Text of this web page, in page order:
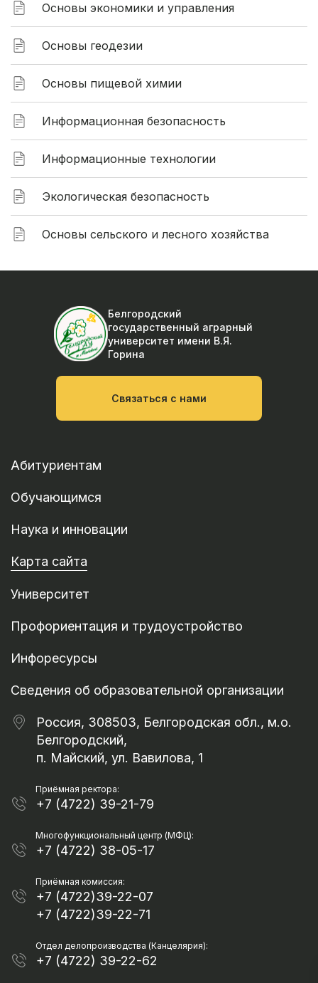
Основы экономики и управления
Основы геодезии
Основы пищевой химии
Информационная безопасность
Информационные технологии
Экологическая безопасность
Основы сельского и лесного хозяйства
Белгородский
государственный аграрный
университет имени В.Я.
Горина
Связаться с нами
Абитуриентам
Обучающимся
Наука и инновации
Карта сайта
Университет
Профориентация и трудоустройство
Инфоресурсы
Сведения об образовательной организации
Россия, 308503, Белгородская обл., м.о.
Белгородский,
п. Майский, ул. Вавилова, 1
Приёмная ректора:
+7 (4722) 39-21-79
Многофункциональный центр (МФЦ):
+7 (4722) 38-05-17
Приёмная комиссия:
+7 (4722)39-22-07
+7 (4722)39-22-71
Отдел делопроизводства (Канцелярия):
+7 (4722) 39-22-62